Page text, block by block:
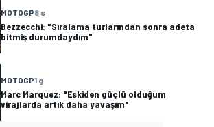
MOTOGP8 s
Bezzecchi: "Sıralama turlarından sonra adeta
bitmiş durumdaydım"
MOTOGP1 g
Marc Marquez: "Eskiden güçlü olduğum
virajlarda artık daha yavaşım"